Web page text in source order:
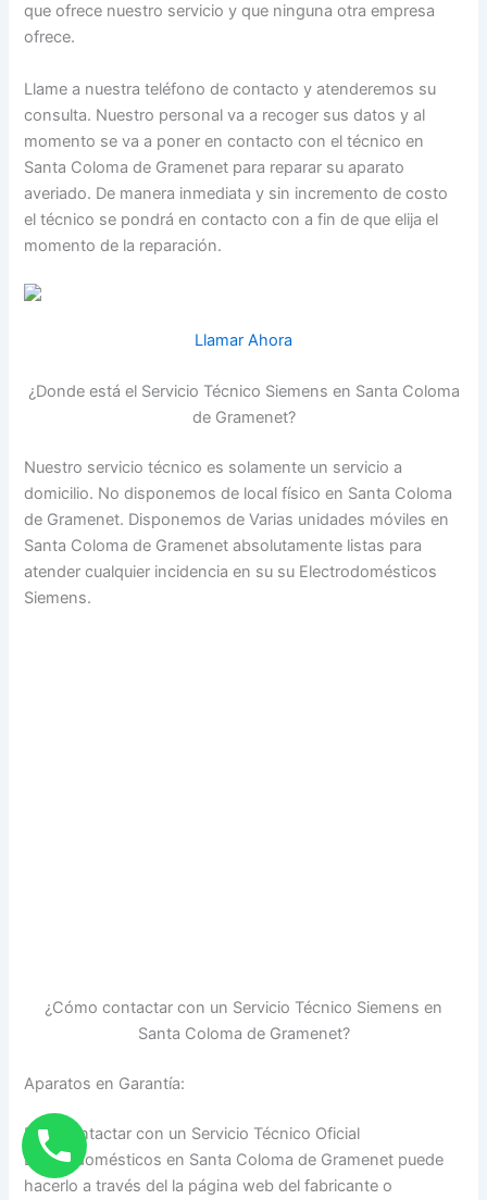
que ofrece nuestro servicio y que ninguna otra empresa
ofrece.
Llame a nuestra teléfono de contacto y atenderemos su
consulta. Nuestro personal va a recoger sus datos y al
momento se va a poner en contacto con el técnico en
Santa Coloma de Gramenet para reparar su aparato
averiado. De manera inmediata y sin incremento de costo
el técnico se pondrá en contacto con a fin de que elija el
momento de la reparación.
Llamar Ahora
¿Donde está el Servicio Técnico Siemens en Santa Coloma
de Gramenet?
Nuestro servicio técnico es solamente un servicio a
domicilio. No disponemos de local físico en Santa Coloma
de Gramenet. Disponemos de Varias unidades móviles en
Santa Coloma de Gramenet absolutamente listas para
atender cualquier incidencia en su su Electrodomésticos
Siemens.
¿Cómo contactar con un Servicio Técnico Siemens en
Santa Coloma de Gramenet?
Aparatos en Garantía:
Para contactar con un Servicio Técnico Oficial
Electrodomésticos en Santa Coloma de Gramenet puede
hacerlo a través del la página web del fabricante o